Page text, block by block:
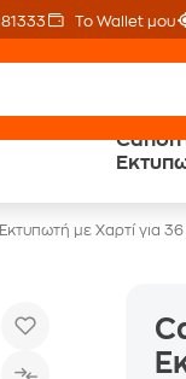
Το Wallet μου
Canon
Public επιστροφή
με Χαρτί για